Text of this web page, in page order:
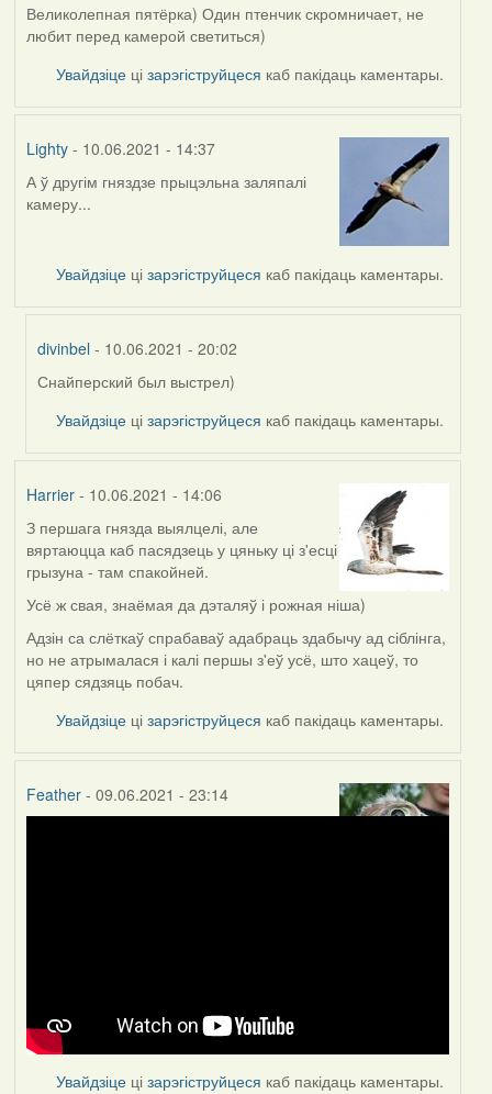
Великолепная пятёрка) Один птенчик скромничает, не
любит перед камерой светиться)
Увайдзіце цізарэгіструйцеся каб пакідаць каментары.
Lighty- 10.06.2021 - 14:37
А ў другім гняздзе прыцэльна заляпалі
камеру...
Увайдзіце цізарэгіструйцеся каб пакідаць каментары.
divinbel - 10.06.2021 - 20:02
In
reply
by
Снайперский был выстрел)
Увайдзіце цізарэгіструйцеся каб пакідаць каментары.
Harrier- 10.06.2021 - 14:06
З першага гнязда выялцелі, але
вяртаюцца каб пасядзець у цяньку ці з'есці
грызуна - там спакойней.
Усё ж свая, знаёмая да дэталяў і рожная ніша)
Адзін са слёткаў спрабаваў адабраць здабычу ад сіблінга,
но не атрымалася і калі першы з'еў усё, што хацеў, то
цяпер сядзяць побач.
Увайдзіце цізарэгіструйцеся каб пакідаць каментары.
Feather- 09.06.2021 - 23:14
Увайдзіце цізарэгіструйцеся каб пакідаць каментары.